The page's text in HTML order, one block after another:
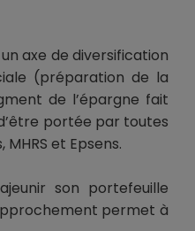
un axe de diversification
(préparation de la
de l’épargne fait
portée par toutes
et Epsens.
son portefeuille
permet à